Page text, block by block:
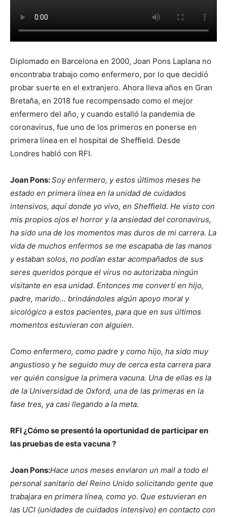
Diplomado en Barcelona en 2000, Joan Pons Laplana no
encontraba trabajo como enfermero, por lo que decidió
probar suerte en el extranjero. Ahora lleva años en Gran
Bretaña, en 2018 fue recompensado como el mejor
enfermero del año, y cuando estalló la pandemia de
coronavirus, fue uno de los primeros en ponerse en
primera línea en el hospital de Sheffield. Desde
Londres habló con RFI.
Joan Pons:Soy enfermero, y estos últimos meses he
estado en primera línea en la unidad de cuidados
intensivos, aquí donde yo vivo, en Sheffield. He visto con
mis propios ojos el horror y la ansiedad del coronavirus,
ha sido una de los momentos mas duros de mi carrera. La
vida de muchos enfermos se me escapaba de las manos
y estaban solos, no podían estar acompañados de sus
seres queridos porque el virus no autorizaba ningún
visitante en esa unidad. Entonces me convertí en hijo,
padre, marido… brindándoles algún apoyo moral y
sicológico a estos pacientes, para que en sus últimos
momentos estuvieran con alguien.
Como enfermero, como padre y como hijo, ha sido muy
angustioso y he seguido muy de cerca esta carrera para
ver quién consigue la primera vacuna. Una de ellas es la
de la Universidad de Oxford, una de las primeras en la
fase tres, ya casi llegando a la meta.
RFI ¿Cómo se presentó la oportunidad de participar en
las pruebas de esta vacuna ?
Joan Pons:Hace unos meses enviaron un mail a todo el
personal sanitario del Reino Unido solicitando gente que
trabajara en primera línea, como yo. Que estuvieran en
las UCI (unidades de cuidados intensivo) en contacto con